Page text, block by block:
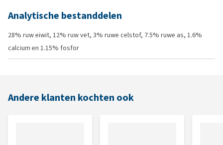
Analytische bestanddelen
28% ruw eiwit, 12% ruw vet, 3% ruwe celstof, 7.5% ruwe as, 1.6%
calcium en 1.15% fosfor
Andere klanten kochten ook